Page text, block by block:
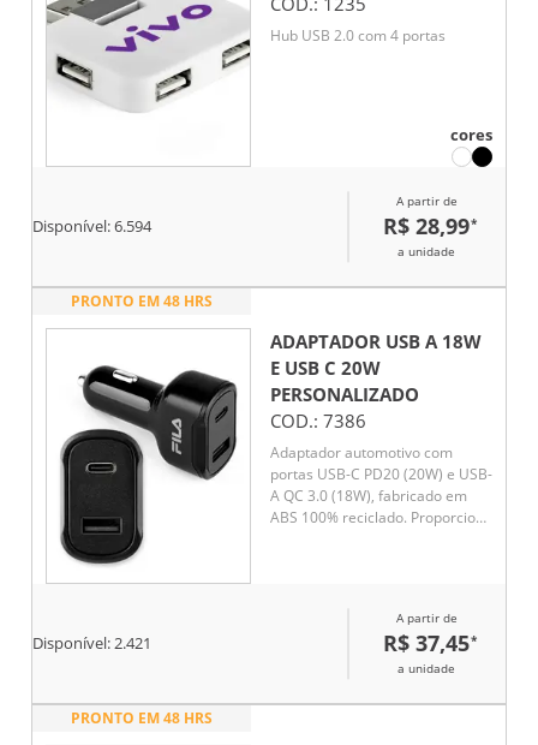
Hub USB 2.0 com 4 portas
cores
Disponível:6.594
A partir de
R$ 28,99*
a unidade
PRONTO EM 48 HRS
ADAPTADOR USB A 18W
E USB C 20W
PERSONALIZADO
COD.: 7386
Adaptador automotivo com
portas USB-C PD20 (20W) e USB-
A QC 3.0 (18W), fabricado em
ABS 100% reciclado. Proporciona
eletrônicos. Cabo de
carregamento não incluso,
acompanha apenas o adaptador.
Disponível:2.421
A partir de
R$ 37,45*
a unidade
PRONTO EM 48 HRS